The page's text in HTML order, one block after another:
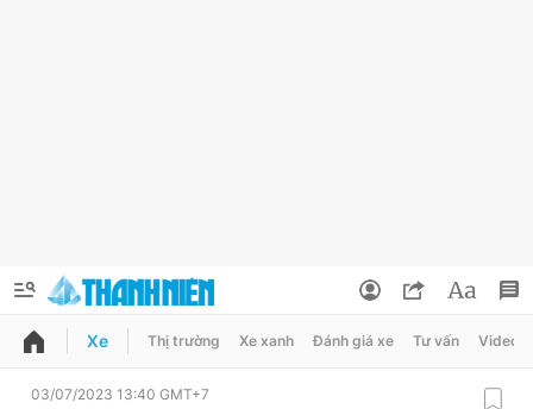
QUẢNG CÁO
Xe Thị trường Xe xanh Đánh giá xe Tư vấn Video
03/07/2023 13:40 GMT+7